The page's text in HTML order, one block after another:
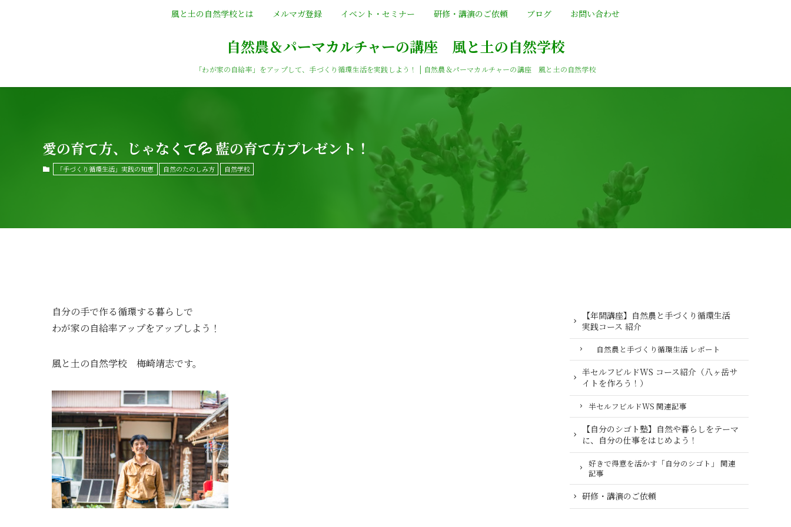
自然農＆パーマカルチャーの講座 風と土の自然学校
「わが家の自給率」をアップして、手づくり循環生活を実践しよう！ | 自然農＆パーマカルチャーの講座 風と土の自然学校
風と土の自然学校とは メルマガ登録 イベント・セミナー 研修・講演のご依頼 ブログ お問い合わせ
愛の育て方、じゃなくて💦 藍の育て方プレゼント！
「手づくり循環生活」実践の知恵 自然のたのしみ方 自然学校
自分の手で作る循環する暮らしで
わが家の自給率アップをアップしよう！
風と土の自然学校 梅崎靖志です。
【年間講座】自然農と手づくり循環生活
実践コース 紹介
自然農と手づくり循環生活 レポート
半セルフビルドWS コース紹介（八ヶ岳サ
イトを作ろう！）
半セルフビルドWS 関連記事
【自分のシゴト塾】自然や暮らしをテーマ
に、自分の仕事をはじめよう！
好きで得意を活かす「自分のシゴト」 関連
記事
研修・講演のご依頼